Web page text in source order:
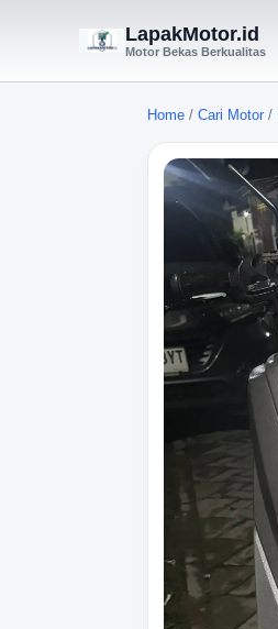
LapakMotor.id
Motor Bekas Berkualitas
Home / Cari Motor /